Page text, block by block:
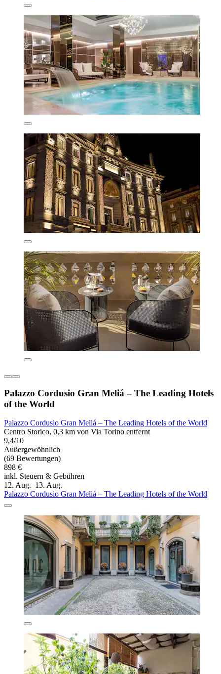
Palazzo Cordusio Gran Meliá – The Leading Hotels
of the World
Palazzo Cordusio Gran Meliá – The Leading Hotels of the World
Centro Storico, 0,3 km von Via Torino entfernt
9,4/10
Außergewöhnlich
(69 Bewertungen)
898 €
inkl. Steuern & Gebühren
12. Aug.–13. Aug.
Palazzo Cordusio Gran Meliá – The Leading Hotels of the World